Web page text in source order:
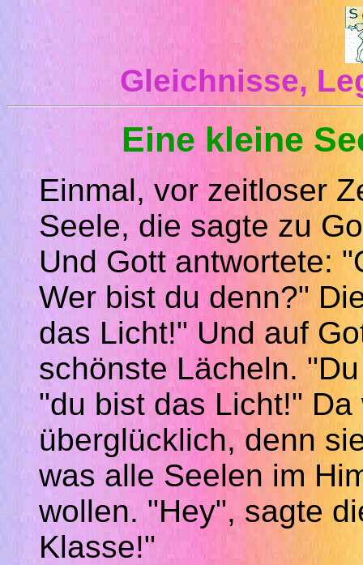
Gleichnisse,
Eine kleine
Einmal, vor zeitloser
Seele, die sagte zu
Und Gott antwortete:
Wer bist du denn?"
das Licht!" Und auf
schönste Lächeln.
"du bist das Licht!"
überglücklich, denn
was alle Seelen im
wollen. "Hey", sagte
Klasse!"